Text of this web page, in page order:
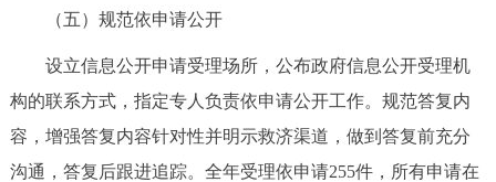
（五）规范依申请公开
设立信息公开申请受理场所，公布政府信息公开受理机
构的联系方式，指定专人负责依申请公开工作。规范答复内
容，增强答复内容针对性并明示救济渠道，做到答复前充分
沟通，答复后跟进追踪。全年受理依申请255件，所有申请在